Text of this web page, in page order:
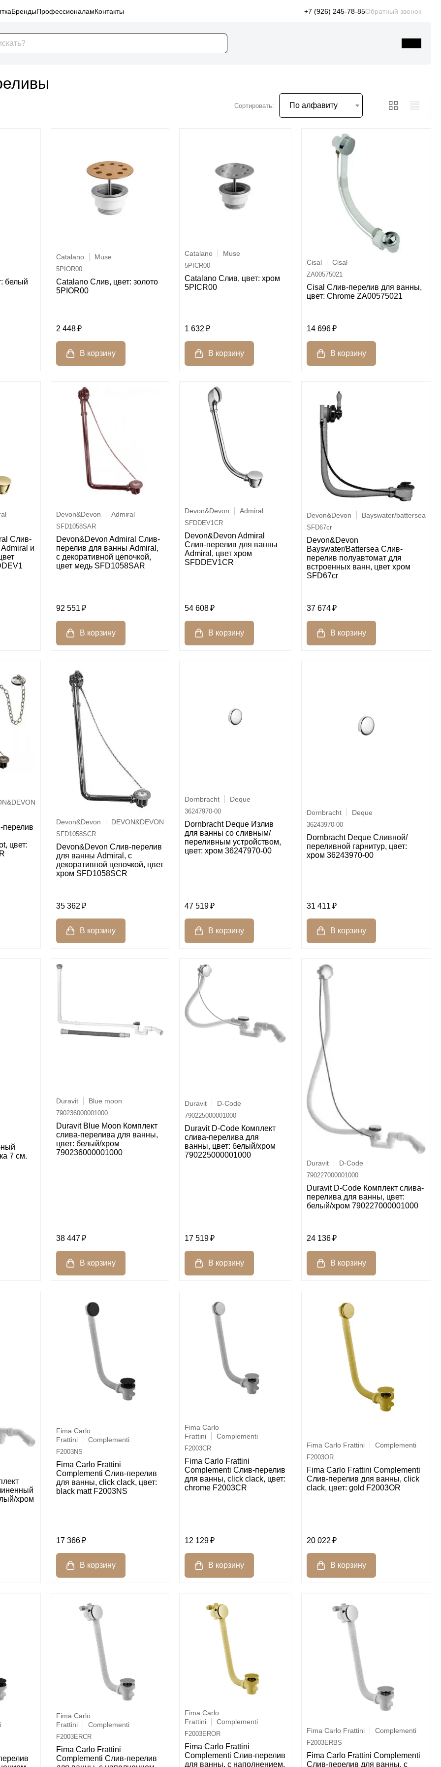
БрендыПрофессионаламКонтакты +7 (926) 245-78-85Обратный звонок
По алфавиту
белый
Catalano Muse
5PIOR00
Catalano Слив, цвет: золото
5PIOR00
2 448
Catalano Muse
5PICR00
Catalano Слив, цвет: хром
5PICR00
1 632
Cisal Cisal
ZA00575021
Cisal Слив-перелив для ванны,
цвет: Chrome ZA00575021
14 696
Слив-
и
Devon&Devon Admiral
SFD1058SAR
Devon&Devon Admiral Слив-
перелив для ванны Admiral,
с декоративной цепочкой,
цвет медь SFD1058SAR
92 551
Devon&Devon Admiral
SFDDEV1CR
Devon&Devon Admiral
Слив-перелив для ванны
Admiral, цвет хром
SFDDEV1CR
54 608
Devon&Devon Bayswater/battersea
SFD67cr
Devon&Devon
Bayswater/Battersea Слив-
перелив полуавтомат для
встроенных ванн, цвет хром
SFD67cr
37 674
перелив
цвет:
Devon&Devon DEVON&DEVON
SFD1058SCR
Devon&Devon Слив-перелив
для ванны Admiral, с
декоративной цепочкой, цвет
хром SFD1058SCR
35 362
Dornbracht Deque
36247970-00
Dornbracht Deque Излив
для ванны со сливным/
переливным устройством,
цвет: хром 36247970-00
47 519
Dornbracht Deque
36243970-00
Dornbracht Deque Сливной/
переливной гарнитур, цвет:
хром 36243970-00
31 411
7 см.
Duravit Blue moon
790236000001000
Duravit Blue Moon Комплект
слива-перелива для ванны,
цвет: белый/хром
790236000001000
38 447
Duravit D-Code
790225000001000
Duravit D-Code Комплект
слива-перелива для
ванны, цвет: белый/хром
790225000001000
17 519
Duravit D-Code
790227000001000
Duravit D-Code Комплект слива-
перелива для ванны, цвет:
белый/хром 790227000001000
24 136
хром
Fima Carlo
Frattini
Complementi
F2003NS
Fima Carlo Frattini
Complementi Слив-перелив
для ванны, click clack, цвет:
black matt F2003NS
17 366
Fima Carlo
Frattini
Complementi
F2003CR
Fima Carlo Frattini
Complementi Слив-перелив
для ванны, click clack, цвет:
chrome F2003CR
12 129
Fima Carlo Frattini Complementi
F2003OR
Fima Carlo Frattini Complementi
Слив-перелив для ванны, click
clack, цвет: gold F2003OR
20 022
Fima Carlo
Frattini
Complementi
F2003ERCR
Fima Carlo Frattini
Complementi Слив-перелив
Fima Carlo
Frattini
Complementi
F2003EROR
Fima Carlo Frattini
Complementi Слив-перелив
для ванны, с наполнением,
Fima Carlo Frattini Complementi
F2003ERBS
Fima Carlo Frattini Complementi
Слив-перелив для ванны, с